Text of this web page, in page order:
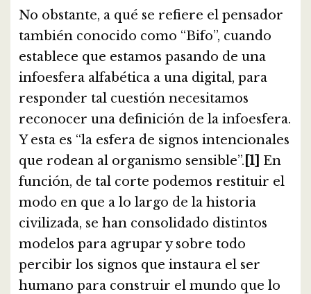
No obstante, a qué se refiere el pensador
también conocido como “Bifo”, cuando
establece que estamos pasando de una
infoesfera alfabética a una digital, para
responder tal cuestión necesitamos
reconocer una definición de la infoesfera.
Y esta es “la esfera de signos intencionales
que rodean al organismo sensible”. [1] En
función, de tal corte podemos restituir el
modo en que a lo largo de la historia
civilizada, se han consolidado distintos
modelos para agrupar y sobre todo
percibir los signos que instaura el ser
humano para construir el mundo que lo